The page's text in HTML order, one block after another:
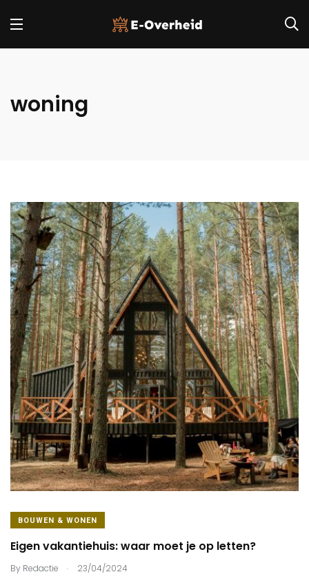
woning
BOUWEN & WONEN
Eigen vakantiehuis: waar moet je op letten?
By Redactie . 23/04/2024